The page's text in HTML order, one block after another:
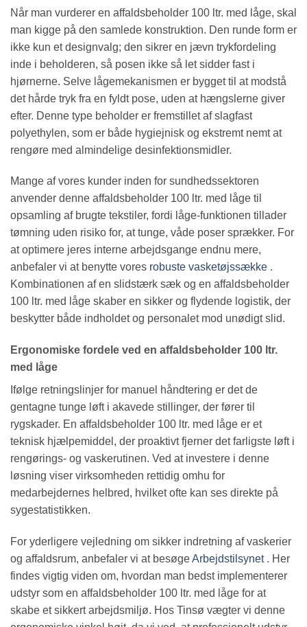
Når man vurderer en affaldsbeholder 100 ltr. med låge, skal
man kigge på den samlede konstruktion. Den runde form er
ikke kun et designvalg; den sikrer en jævn trykfordeling
inde i beholderen, så posen ikke så let sidder fast i
hjørnerne. Selve lågemekanismen er bygget til at modstå
det hårde tryk fra en fyldt pose, uden at hængslerne giver
efter. Denne type beholder er fremstillet af slagfast
polyethylen, som er både hygiejnisk og ekstremt nemt at
rengøre med almindelige desinfektionsmidler.
Mange af vores kunder inden for sundhedssektoren
anvender denne affaldsbeholder 100 ltr. med låge til
opsamling af brugte tekstiler, fordi låge-funktionen tillader
tømning uden risiko for, at tunge, våde poser sprækker. For
at optimere jeres interne arbejdsgange endnu mere,
anbefaler vi at benytte vores robuste vasketøjssække .
Kombinationen af en slidstærk sæk og en affaldsbeholder
100 ltr. med låge skaber en sikker og flydende logistik, der
beskytter både indholdet og personalet mod unødigt slid.
Ergonomiske fordele ved en affaldsbeholder 100 ltr.
med låge
Ifølge retningslinjer for manuel håndtering er det de
gentagne tunge løft i akavede stillinger, der fører til
rygskader. En affaldsbeholder 100 ltr. med låge er et
teknisk hjælpemiddel, der proaktivt fjerner det farligste løft i
rengørings- og vaskerutinen. Ved at investere i denne
løsning viser virksomheden rettidig omhu for
medarbejdernes helbred, hvilket ofte kan ses direkte på
sygestatistikken.
For yderligere vejledning om sikker indretning af vaskerier
og affaldsrum, anbefaler vi at besøgeArbejdstilsynet. Her
findes vigtig viden om, hvordan man bedst implementerer
udstyr som en affaldsbeholder 100 ltr. med låge for at
skabe et sikkert arbejdsmiljø. Hos Tinsø vægter vi denne